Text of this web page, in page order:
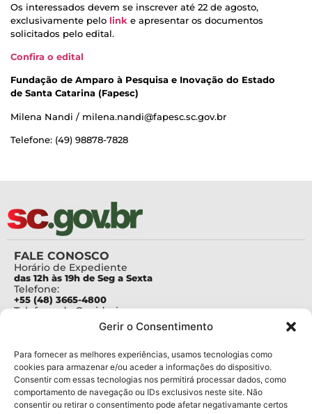
Gerir o Consentimento
Para fornecer as melhores experiências, usamos tecnologias como
cookies para armazenar e/ou aceder a informações do dispositivo.
Consentir com essas tecnologias nos permitirá processar dados, como
comportamento de navegação ou IDs exclusivos neste site. Não
consentir ou retirar o consentimento pode afetar negativamante certos
Os interessados devem se inscrever até 22 de agosto,
exclusivamente pelo link e apresentar os documentos
solicitados pelo edital.
Confira o edital
Fundação de Amparo à Pesquisa e Inovação do Estado
de Santa Catarina (Fapesc)
Milena Nandi / milena.nandi@fapesc.sc.gov.br
Telefone: (49) 98878-7828
FALE CONOSCO
Horário de Expediente
das 12h às 19h de Seg a Sexta
Telefone:
+55 (48) 3665-4800
Telefone da Ouvidoria
Para assuntos relacionados à Pesquisa
pesquisa@fapesc.sc.gov.br
Para assuntos relacionados à Inovação
inovacao@fapesc.sc.gov.br
Para assuntos relacionados à Bolsas
bolsas@fapesc.sc.gov.br